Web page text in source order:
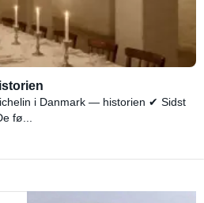
i Danmark — historien ✔ Sidst
fø...